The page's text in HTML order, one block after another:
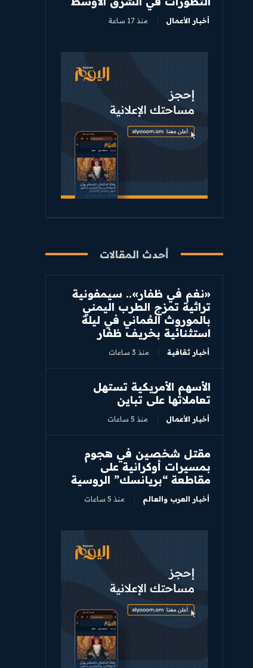
أخبار الأعمال منذ 17 ساعة
أحدث المقالات
«نغم في ظفار».. سيمفونية
تراثية تمزج الطرب اليمني
بالموروث العُماني في ليلة
استثنائية بخريف ظفار
أخبار ثقافية منذ 3 ساعات
الأسهم الأمريكية تستهل
تعاملاتها على تباين
أخبار الأعمال منذ 5 ساعات
مقتل شخصين في هجوم
بمسيرات أوكرانية على
مقاطعة “بريانسك” الروسية
أخبار العرب والعالم منذ 5 ساعات